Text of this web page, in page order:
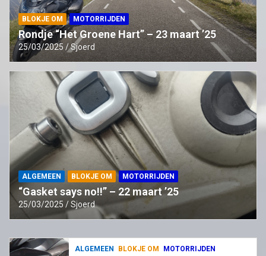
BLOKJE OM MOTORRIJDEN
Rondje “Het Groene Hart” – 23 maart ’25
25/03/2025 Sjoerd
ALGEMEEN BLOKJE OM MOTORRIJDEN
“Gasket says no!!” – 22 maart ’25
25/03/2025 Sjoerd
ALGEMEEN BLOKJE OM MOTORRIJDEN